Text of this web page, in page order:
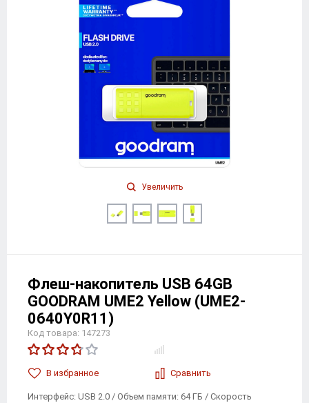
Увеличить
Флеш-накопитель USB 64GB
GOODRAM UME2 Yellow (UME2-
0640Y0R11)
Код товара: 147273
В избранноe Сравнить
Интерфейс: USB 2.0 / Объем памяти: 64 ГБ / Скорость